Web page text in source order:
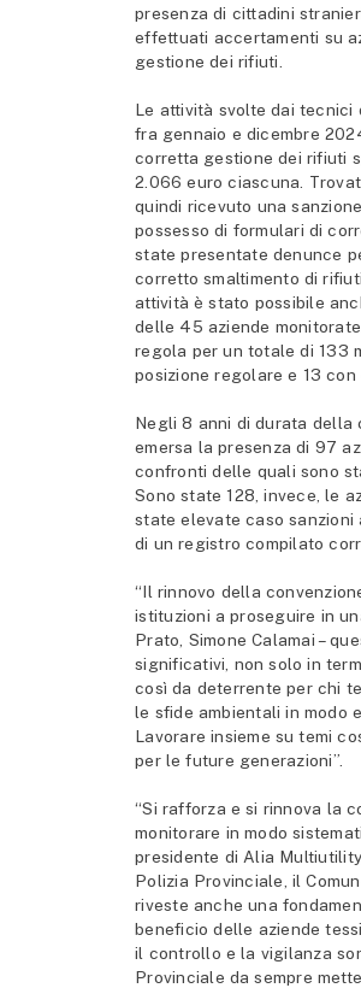
presenza di cittadini
effettuati accertamenti su
gestione dei rifiuti.
Le attività svolte dai
fra gennaio e dicembre
corretta gestione dei rifiuti
2.066 euro ciascuna.
quindi ricevuto una
possesso di formulari di
state presentate denunce
corretto smaltimento di
attività è stato possibile
delle 45 aziende
regola per un totale di 133
posizione regolare e 13
Negli 8 anni di durata della
emersa la presenza di 97
confronti delle quali sono
Sono state 128, invece, le
state elevate caso
di un registro compilato
“Il rinnovo della
istituzioni a proseguire in
Prato, Simone Calamai –
significativi, non solo in
così da deterrente per chi
le sfide ambientali in modo
Lavorare insieme su temi
per le future generazioni”.
“Si rafforza e si rinnova la
monitorare in modo
presidente di Alia
Polizia Provinciale, il
riveste anche una
beneficio delle aziende
il controllo e la vigilanza
Provinciale da sempre